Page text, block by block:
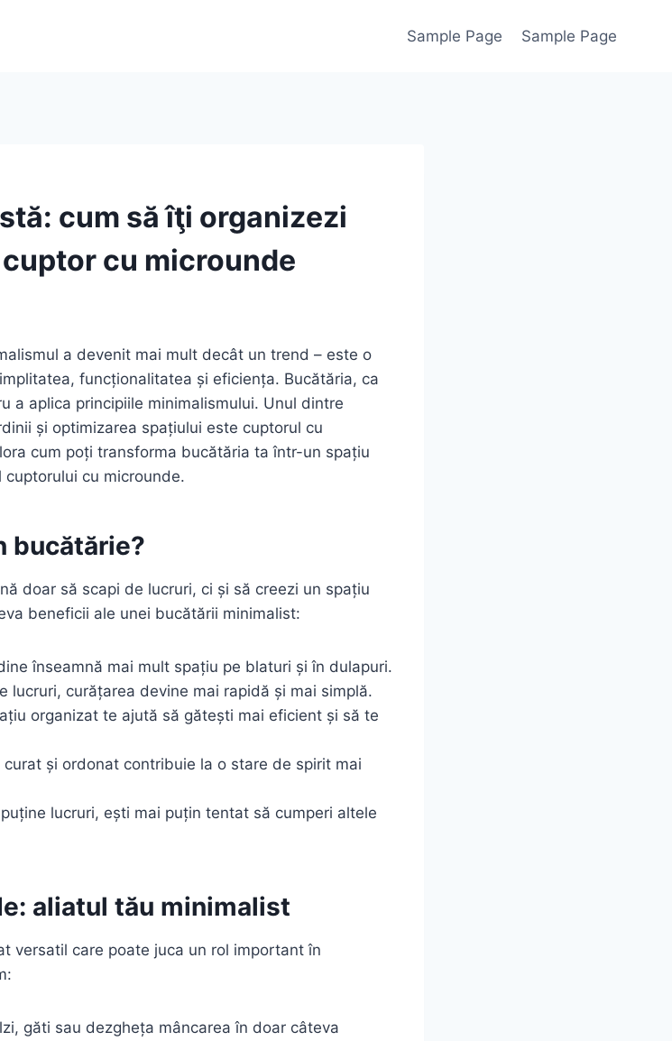
Sample Page Sample Page
cum să îţi organizezi
cu microunde
a devenit mai mult decât un trend – este o
funcționalitatea și eficiența. Bucătăria, ca
a aplica principiile minimalismului. Unul dintre
și optimizarea spațiului este cuptorul cu
cum poți transforma bucătăria ta într-un spațiu
cu microunde.
bucătărie?
doar să scapi de lucruri, ci și să creezi un spațiu
beneficii ale unei bucătării minimalist:
înseamnă mai mult spațiu pe blaturi și în dulapuri.
lucruri, curățarea devine mai rapidă și mai simplă.
organizat te ajută să gătești mai eficient și să te
curat și ordonat contribuie la o stare de spirit mai
lucruri, ești mai puțin tentat să cumperi altele
aliatul tău minimalist
versatil care poate juca un rol important în
găti sau dezgheța mâncarea în doar câteva